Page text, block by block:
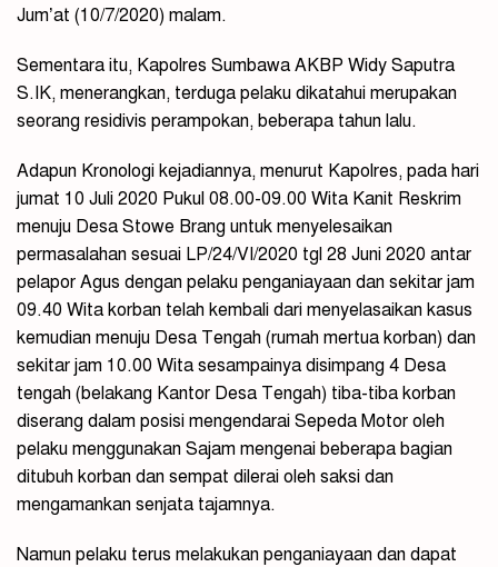
Jum’at (10/7/2020) malam.
Sementara itu, Kapolres Sumbawa AKBP Widy Saputra
S.IK, menerangkan, terduga pelaku dikatahui merupakan
seorang residivis perampokan, beberapa tahun lalu.
Adapun Kronologi kejadiannya, menurut Kapolres, pada hari
jumat 10 Juli 2020 Pukul 08.00-09.00 Wita Kanit Reskrim
menuju Desa Stowe Brang untuk menyelesaikan
permasalahan sesuai LP/24/VI/2020 tgl 28 Juni 2020 antar
pelapor Agus dengan pelaku penganiayaan dan sekitar jam
09.40 Wita korban telah kembali dari menyelasaikan kasus
kemudian menuju Desa Tengah (rumah mertua korban) dan
sekitar jam 10.00 Wita sesampainya disimpang 4 Desa
tengah (belakang Kantor Desa Tengah) tiba-tiba korban
diserang dalam posisi mengendarai Sepeda Motor oleh
pelaku menggunakan Sajam mengenai beberapa bagian
ditubuh korban dan sempat dilerai oleh saksi dan
mengamankan senjata tajamnya.
Namun pelaku terus melakukan penganiayaan dan dapat